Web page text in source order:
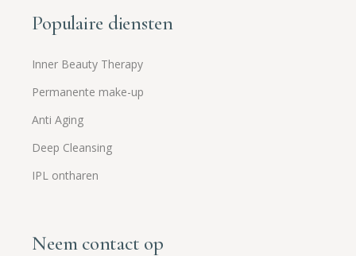
Populaire diensten
Inner Beauty Therapy
Permanente make-up
Anti Aging
Deep Cleansing
IPL ontharen
Neem contact op